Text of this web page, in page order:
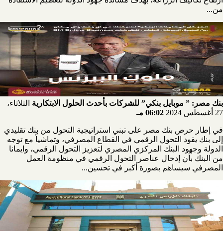
من...
بنك مصر: ” موبايل بنكي” للشركات بأحدث الحلول الابتكارية الثلاثاء،
27 أغسطس 2024
06:02 مـ
في إطار حرص بنك مصر على تبني استراتيجية التحول من بنك تقليدي
إلى بنك يقود التحول الرقمي في القطاع المصرفي، وتماشياً مع توجه
الدولة وجهود البنك المركزي المصري لتعزيز التحول الرقمي، وايمانا
من البنك بأن إدخال عناصر التحول الرقمي في منظومة العمل
المصرفي سيساهم بصورة أكبر في تحسين...